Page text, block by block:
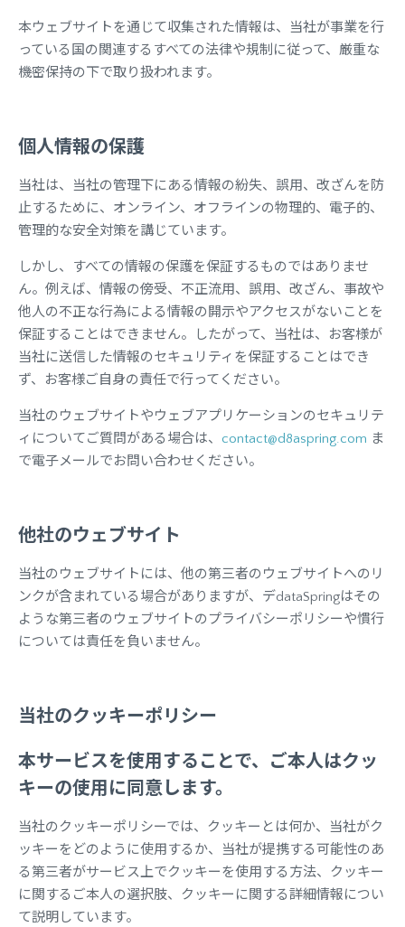
本ウェブサイトを通じて収集された情報は、当社が事業を行
っている国の関連するすべての法律や規制に従って、厳重な
機密保持の下で取り扱われます。
個人情報の保護
当社は、当社の管理下にある情報の紛失、誤用、改ざんを防
止するために、オンライン、オフラインの物理的、電子的、
管理的な安全対策を講じています。
しかし、すべての情報の保護を保証するものではありませ
ん。例えば、情報の傍受、不正流用、誤用、改ざん、事故や
他人の不正な行為による情報の開示やアクセスがないことを
保証することはできません。したがって、当社は、お客様が
当社に送信した情報のセキュリティを保証することはでき
ず、お客様ご自身の責任で行ってください。
当社のウェブサイトやウェブアプリケーションのセキュリテ
ィについてご質問がある場合は、 contact@d8aspring.com ま
で電子メールでお問い合わせください。
他社のウェブサイト
当社のウェブサイトには、他の第三者のウェブサイトへのリ
ンクが含まれている場合がありますが、デdataSpringはその
ような第三者のウェブサイトのプライバシーポリシーや慣行
については責任を負いません。
当社のクッキーポリシー
本サービスを使用することで、ご本人はクッ
キーの使用に同意します。
当社のクッキーポリシーでは、クッキーとは何か、当社がク
ッキーをどのように使用するか、当社が提携する可能性のあ
る第三者がサービス上でクッキーを使用する方法、クッキー
に関するご本人の選択肢、クッキーに関する詳細情報につい
て説明しています。